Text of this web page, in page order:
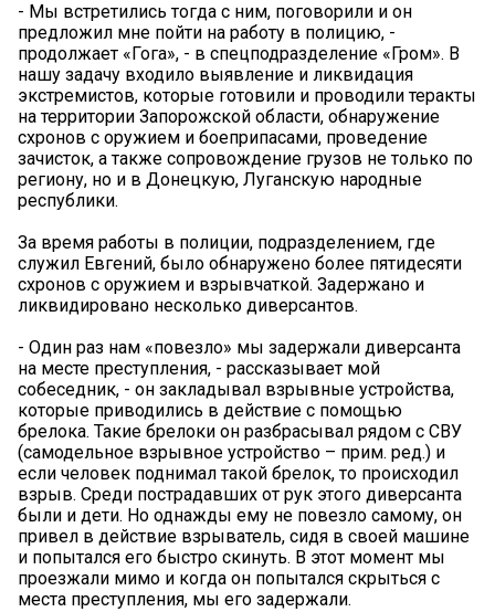
- Мы встретились тогда с ним, поговорили и он
предложил мне пойти на работу в полицию, -
продолжает «Гога», - в спецподразделение «Гром». В
нашу задачу входило выявление и ликвидация
экстремистов, которые готовили и проводили теракты
на территории Запорожской области, обнаружение
схронов с оружием и боеприпасами, проведение
зачисток, а также сопровождение грузов не только по
региону, но и в Донецкую, Луганскую народные
республики.
За время работы в полиции, подразделением, где
служил Евгений, было обнаружено более пятидесяти
схронов с оружием и взрывчаткой. Задержано и
ликвидировано несколько диверсантов.
- Один раз нам «повезло» мы задержали диверсанта
на месте преступления, - рассказывает мой
собеседник, - он закладывал взрывные устройства,
которые приводились в действие с помощью
брелока. Такие брелоки он разбрасывал рядом с СВУ
(самодельное взрывное устройство – прим. ред.) и
если человек поднимал такой брелок, то происходил
взрыв. Среди пострадавших от рук этого диверсанта
были и дети. Но однажды ему не повезло самому, он
привел в действие взрыватель, сидя в своей машине
и попытался его быстро скинуть. В этот момент мы
проезжали мимо и когда он попытался скрыться с
места преступления, мы его задержали.